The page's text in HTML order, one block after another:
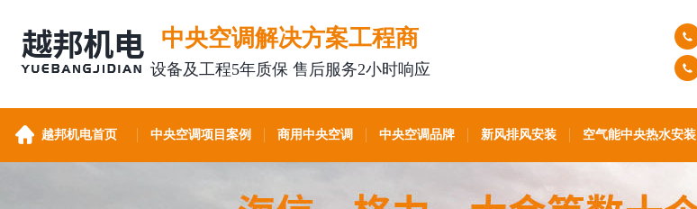
中央空调解决方案工程商
设备及工程5年质保 售后服务2小时响应
越邦机电首页 中央空调项目案例 商用中央空调 中央空调品牌 新风排风安装 空气能中央热水安装